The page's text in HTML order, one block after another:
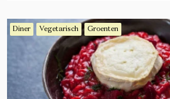
Diner Vegetarisch Groenten